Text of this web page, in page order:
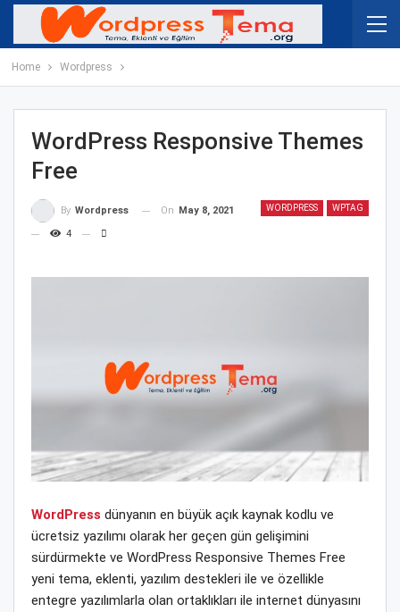
Home Wordpress
WordPress Responsive Themes
Free
WORDPRESS WPTAG
By Wordpress On May 8, 2021
4
WordPress dünyanın en büyük açık kaynak kodlu ve
ücretsiz yazılımı olarak her geçen gün gelişimini
sürdürmekte ve WordPress Responsive Themes Free
yeni tema, eklenti, yazılım destekleri ile ve özellikle
entegre yazılımlarla olan ortaklıkları ile internet dünyasını